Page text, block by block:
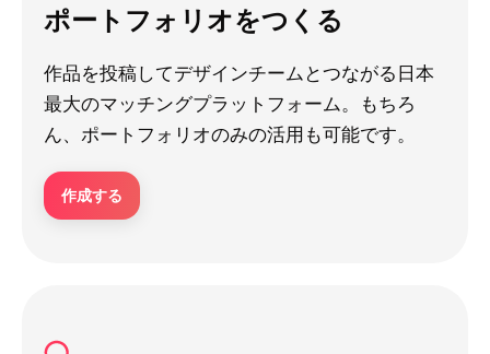
ポートフォリオをつくる
作品を投稿してデザインチームとつながる日本
最大のマッチングプラットフォーム。もちろ
ん、ポートフォリオのみの活用も可能です。
作成する